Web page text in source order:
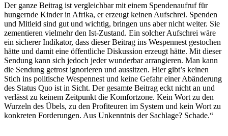
Der ganze Beitrag ist vergleichbar mit einem Spendenaufruf für
hungernde Kinder in Afrika, er erzeugt keinen Aufschrei. Spenden
und Mitleid sind gut und wichtig, bringen uns aber nicht weiter. Sie
zementieren vielmehr den Ist-Zustand. Ein solcher Aufschrei wäre
ein sicherer Indikator, dass dieser Beitrag ins Wespennest gestochen
hätte und damit eine öffentliche Diskussion erzeugt hätte. Mit dieser
Sendung kann sich jedoch jeder wunderbar arrangieren. Man kann
die Sendung getrost ignorieren und aussitzen. Hier gibt’s keinen
Stich ins politische Wespennest und keine Gefahr einer Abänderung
des Status Quo ist in Sicht. Der gesamte Beitrag eckt nicht an und
verlässt zu keinem Zeitpunkt die Komfortzone. Kein Wort zu den
Wurzeln des Übels, zu den Profiteuren im System und kein Wort zu
konkreten Forderungen. Aus Unkenntnis der Sachlage? Schade.“